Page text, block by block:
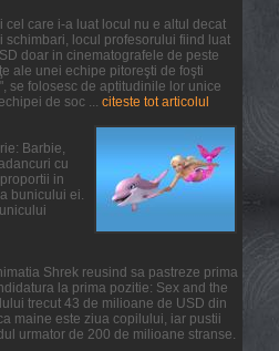
cel care i-a luat locul nu e altul decat
schimbari, locul profesorului fiind luat
doar in cinematografele de peste
ale unei echipe pitoreşti de foşti
se folosesc de aptitudinile lor unice
de soc ... citeste tot articolul
Barbie,
cu
in
bunicului ei.
Shrek reusind sa pastreze prima
la prima pozitie: Sex and the
trecut 43 de milioane de USD din
maine este ziua copilului, iar pustii
urmator de 200 de milioane stranse.